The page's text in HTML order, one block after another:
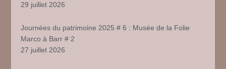
29 juillet 2026
Journées du patrimoine 2025 # 6 : Musée de la Folie
Marco à Barr # 2
27 juillet 2026